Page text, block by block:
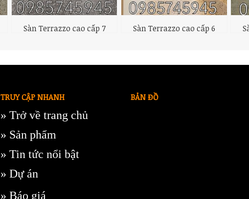
Sàn Terrazzo cao cấp 7 Sàn Terrazzo cao cấp 6
TRUY CẬP NHANH
»Trở về trang chủ
» Sản phẩm
»Tin tức nổi bật
»Dự án
» Báo giá
BẢN ĐỒ